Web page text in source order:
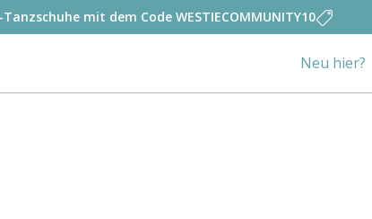
mit dem Code WESTIECOMMUNITY10
Neu hier?